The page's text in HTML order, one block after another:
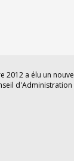
2012 a élu un